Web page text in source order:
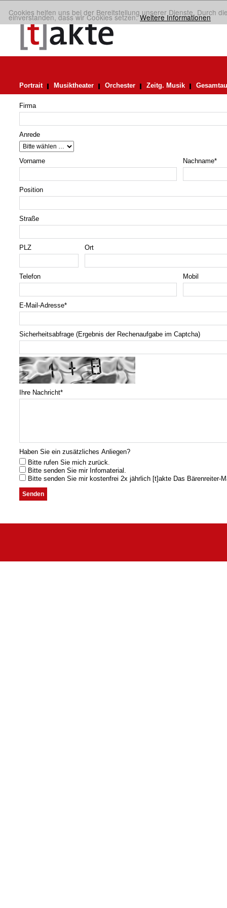
Cookies helfen uns bei der Bereitstellung unserer Dienste. Durch
einverstanden, dass wir Cookies setzen.Weitere Informationen
Portrait Musiktheater Orchester Zeitg. Musik
Firma
Anrede
Vorname Nachname*
Position
Straße
PLZ Ort
Telefon Mobil
E-Mail-Adresse*
Sicherheitsabfrage (Ergebnis der Rechenaufgabe im Captcha)
Ihre Nachricht*
Haben Sie ein zusätzliches Anliegen?
Bitte rufen Sie mich zurück.
Bitte senden Sie mir Infomaterial.
Bitte senden Sie mir kostenfrei 2x jährlich [t]akte Das Bärenreiter-